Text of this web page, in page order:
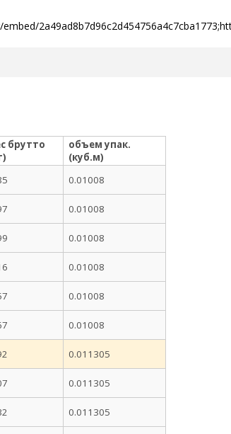
брутто
объем упак.
(куб.м)
0.01008
0.01008
0.01008
0.01008
0.01008
0.01008
0.011305
0.011305
0.011305